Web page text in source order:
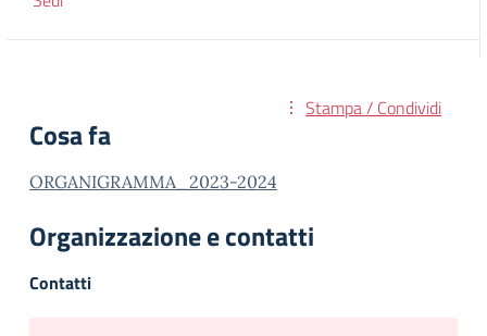
Stampa / Condividi
Cosa fa
ORGANIGRAMMA_2023-2024
Organizzazione e contatti
Contatti